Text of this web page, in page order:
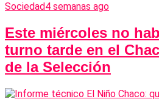
Sociedad4 semanas ago
Este miércoles no
turno tarde en el
de la Selección